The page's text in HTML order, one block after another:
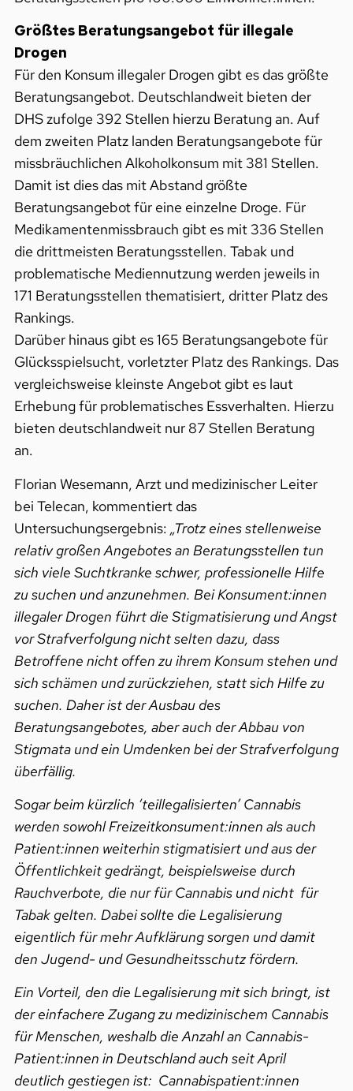
Größtes Beratungsangebot für illegale
Drogen
Für den Konsum illegaler Drogen gibt es das größte
Beratungsangebot. Deutschlandweit bieten der
DHS zufolge 392 Stellen hierzu Beratung an. Auf
dem zweiten Platz landen Beratungsangebote für
missbräuchlichen Alkoholkonsum mit 381 Stellen.
Damit ist dies das mit Abstand größte
Beratungsangebot für eine einzelne Droge. Für
Medikamentenmissbrauch gibt es mit 336 Stellen
die drittmeisten Beratungsstellen. Tabak und
problematische Mediennutzung werden jeweils in
171 Beratungsstellen thematisiert, dritter Platz des
Rankings.
Darüber hinaus gibt es 165 Beratungsangebote für
Glücksspielsucht, vorletzter Platz des Rankings. Das
vergleichsweise kleinste Angebot gibt es laut
Erhebung für problematisches Essverhalten. Hierzu
bieten deutschlandweit nur 87 Stellen Beratung
an.
Florian Wesemann, Arzt und medizinischer Leiter
bei Telecan, kommentiert das
Untersuchungsergebnis: „Trotz eines stellenweise
relativ großen Angebotes an Beratungsstellen tun
sich viele Suchtkranke schwer, professionelle Hilfe
zu suchen und anzunehmen. Bei Konsument:innen
illegaler Drogen führt die Stigmatisierung und Angst
vor Strafverfolgung nicht selten dazu, dass
Betroffene nicht offen zu ihrem Konsum stehen und
sich schämen und zurückziehen, statt sich Hilfe zu
suchen. Daher ist der Ausbau des
Beratungsangebotes, aber auch der Abbau von
Stigmata und ein Umdenken bei der Strafverfolgung
überfällig.
Sogar beim kürzlich ‘teillegalisierten’ Cannabis
werden sowohl Freizeitkonsument:innen als auch
Patient:innen weiterhin stigmatisiert und aus der
Öffentlichkeit gedrängt, beispielsweise durch
Rauchverbote, die nur für Cannabis und nicht für
Tabak gelten. Dabei sollte die Legalisierung
eigentlich für mehr Aufklärung sorgen und damit
den Jugend- und Gesundheitsschutz fördern.
Ein Vorteil, den die Legalisierung mit sich bringt, ist
der einfachere Zugang zu medizinischem Cannabis
für Menschen, weshalb die Anzahl an Cannabis-
Patient:innen in Deutschland auch seit April
deutlich gestiegen ist: Cannabispatient:innen